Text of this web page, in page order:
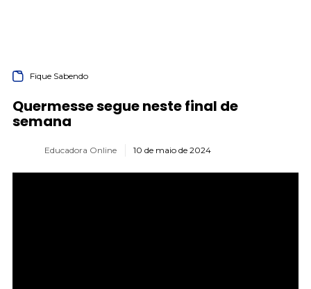
Fique Sabendo
Quermesse segue neste final de
semana
Educadora Online 10 de maio de 2024